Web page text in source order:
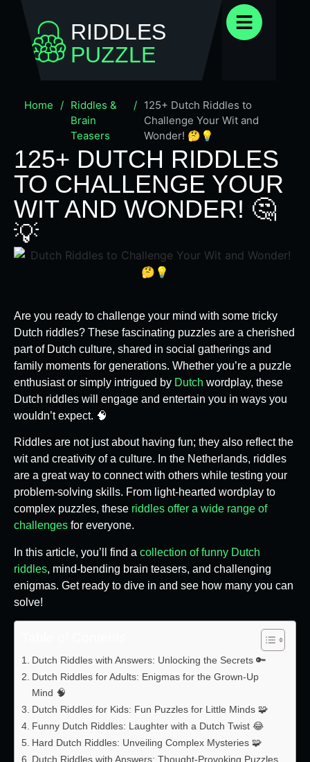
RIDDLES
PUZZLE
Home / Riddles &
Brain
Teasers
/
125+ Dutch Riddles to
Challenge Your Wit and
Wonder! 🤔💡
125+ DUTCH RIDDLES
TO CHALLENGE YOUR
WIT AND WONDER! 🤔
💡
Are you ready to challenge your mind with some tricky
Dutch riddles? These fascinating puzzles are a cherished
part of Dutch culture, shared in social gatherings and
family moments for generations. Whether you’re a puzzle
enthusiast or simply intrigued by Dutch wordplay, these
Dutch riddles will engage and entertain you in ways you
wouldn’t expect. 🧠
Riddles are not just about having fun; they also reflect the
wit and creativity of a culture. In the Netherlands, riddles
are a great way to connect with others while testing your
problem-solving skills. From light-hearted wordplay to
complex puzzles, these riddles offer a wide range of
challenges for everyone.
In this article, you’ll find a collection of funny Dutch
riddles, mind-bending brain teasers, and challenging
enigmas. Get ready to dive in and see how many you can
solve!
Dutch Riddles with Answers: Unlocking the Secrets 🔑
Dutch Riddles for Adults: Enigmas for the Grown-Up
Mind 🧠
Dutch Riddles for Kids: Fun Puzzles for Little Minds 🧩
Funny Dutch Riddles: Laughter with a Dutch Twist 😂
Hard Dutch Riddles: Unveiling Complex Mysteries 🧩
Dutch Riddles with Answers: Thought-Provoking Puzzles